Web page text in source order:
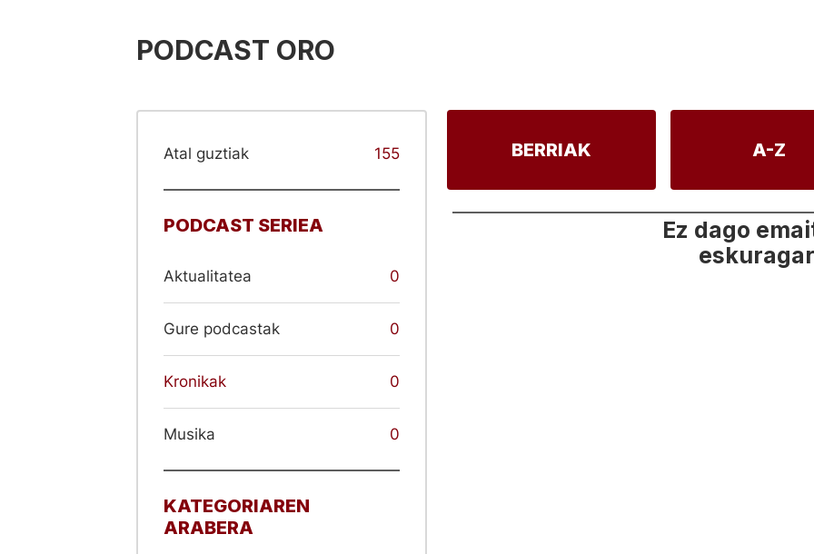
PODCAST ORO
Atal guztiak 155
PODCAST SERIEA
Aktualitatea 0
Gure podcastak 0
Kronikak 0
Musika 0
KATEGORIAREN
ARABERA
BERRIAK A-Z
Ez dago